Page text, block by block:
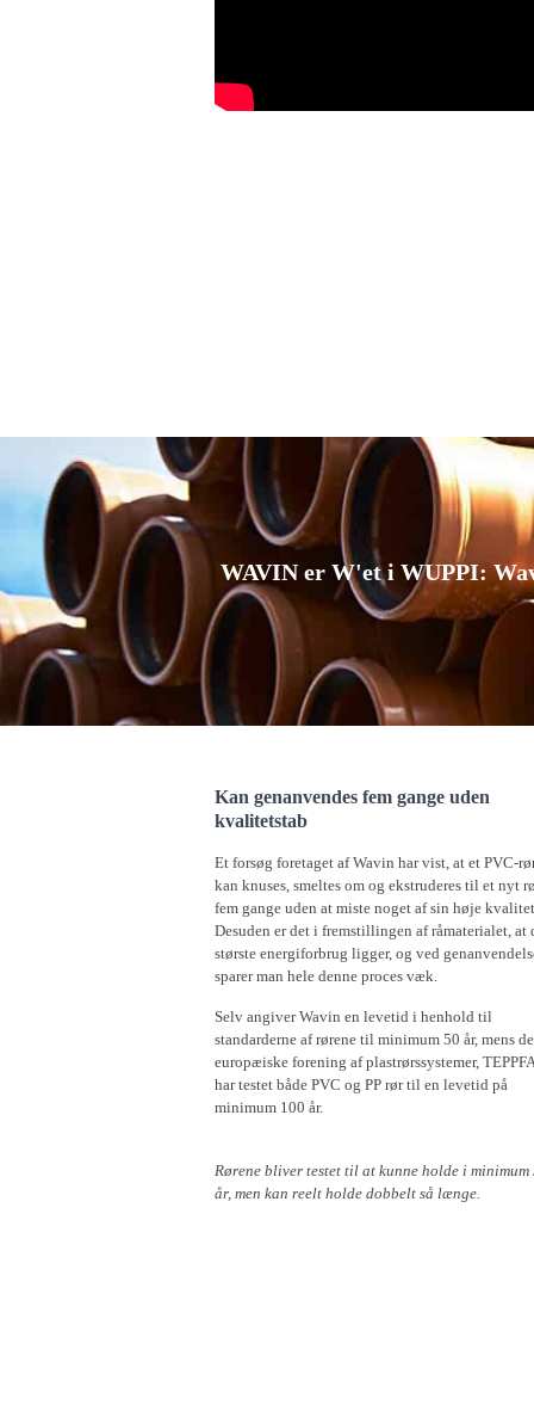
WAVIN er W'et i WUPPI:
Kan genanvendes fem gange uden
kvalitetstab
Et forsøg foretaget af Wavin har vist, at et PVC-
kan knuses, smeltes om og ekstruderes til et nyt
fem gange uden at miste noget af sin høje
Desuden er det i fremstillingen af råmaterialet, at
største energiforbrug ligger, og ved
sparer man hele denne proces væk.
Selv angiver Wavin en levetid i henhold til
standarderne af rørene til minimum 50 år, mens
europæiske forening af plastrørssystemer,
har testet både PVC og PP rør til en levetid på
minimum 100 år.
Rørene bliver testet til at kunne holde i minimum
år, men kan reelt holde dobbelt så længe.